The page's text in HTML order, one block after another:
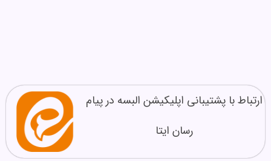
ارتباط با پشتیبانی اپلیکیشن البسه در پیام
رسان ایتا